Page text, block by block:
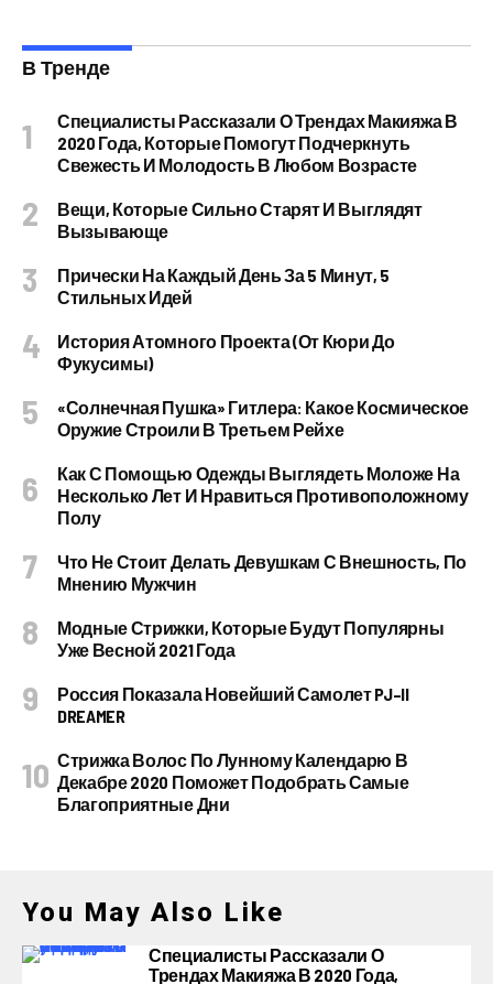
В Тренде
Специалисты Рассказали О Трендах Макияжа В
2020 Года, Которые Помогут Подчеркнуть
Свежесть И Молодость В Любом Возрасте
Вещи, Которые Сильно Старят И Выглядят
Вызывающе
Прически На Каждый День За 5 Минут, 5
Стильных Идей
История Атомного Проекта (от Кюри До
Фукусимы)
«Солнечная Пушка» Гитлера: Какое Космическое
Оружие Строили В Третьем Рейхе
Как С Помощью Одежды Выглядеть Моложе На
Несколько Лет И Нравиться Противоположному
Полу
Что Не Стоит Делать Девушкам С Внешность, По
Мнению Мужчин
Модные Стрижки, Которые Будут Популярны
Уже Весной 2021 Года
Россия Показала Новейший Самолет PJ–II
DREAMER
Стрижка Волос По Лунному Календарю В
Декабре 2020 Поможет Подобрать Самые
Благоприятные Дни
You May Also Like
Специалисты Рассказали О
Трендах Макияжа В 2020 Года,